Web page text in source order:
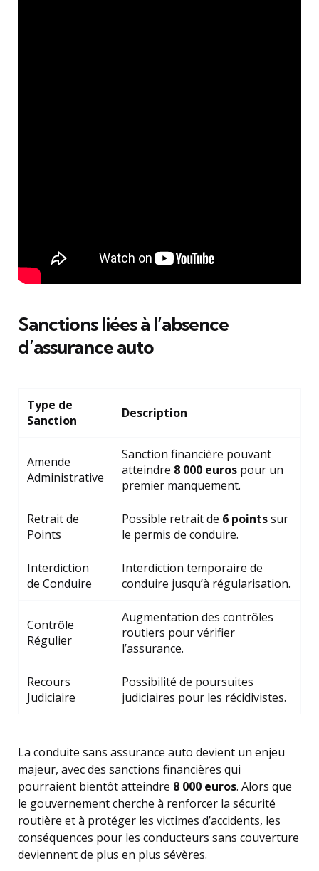
Sanctions liées à l’absence
d’assurance auto
Type de
Sanction
Description
Amende
Administrative
Sanction financière pouvant
atteindre 8 000 euros pour un
premier manquement.
Retrait de
Points
Possible retrait de 6 pointssur
le permis de conduire.
Interdiction
de Conduire
Interdiction temporaire de
conduire jusqu’à régularisation.
Contrôle
Régulier
Augmentation des contrôles
routiers pour vérifier
l’assurance.
Recours
Judiciaire
Possibilité de poursuites
judiciaires pour les récidivistes.
La conduite sans assurance auto devient un enjeu
majeur, avec des sanctions financières qui
pourraient bientôt atteindre 8 000 euros. Alors que
le gouvernement cherche à renforcer la sécurité
routière et à protéger les victimes d’accidents, les
conséquences pour les conducteurs sans couverture
deviennent de plus en plus sévères.